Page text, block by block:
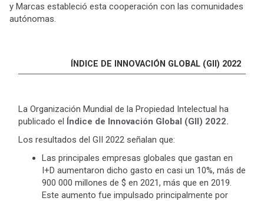
y Marcas estableció esta cooperación con las comunidades
autónomas.
ÍNDICE DE INNOVACIÓN GLOBAL (GII) 2022
La Organización Mundial de la Propiedad Intelectual ha
publicado el Índice de Innovación Global (GII) 2022.
Los resultados del GII 2022 señalan que:
Las principales empresas globales que gastan en
I+D aumentaron dicho gasto en casi un 10%, más de
900 000 millones de $ en 2021, más que en 2019.
Este aumento fue impulsado principalmente por